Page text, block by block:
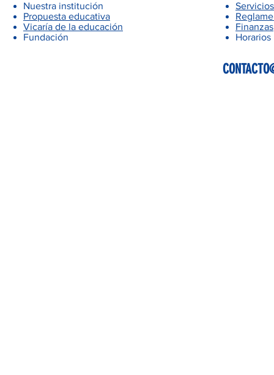
Nuestra institución
Propuesta educativa
Vicaría de la educación
Fundación
Servicios
Finanzas
Horarios